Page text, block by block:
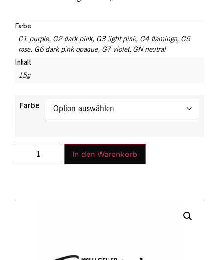
Farbe
G1 purple, G2 dark pink, G3 light pink, G4 flamingo, G5
rose, G6 dark pink opaque, G7 violet, GN neutral
Inhalt
15g
Farbe
In den Warenkorb